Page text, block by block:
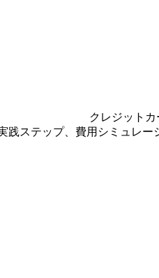
クレジット
ステップ、費用シミュレー